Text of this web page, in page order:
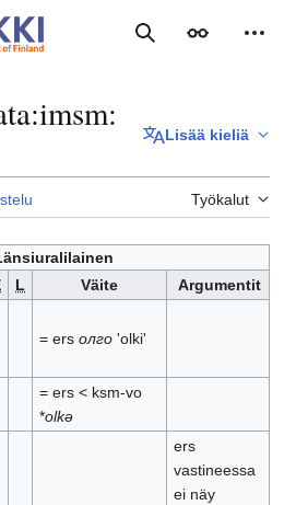
Haku Ulkoasu
:imsm:
Lisää kieliä
Työkalut
L Väite
Argumentit
= ers олго'olki'
= ers < ksm-vo
*olkə
ers
vastineessa
ei näy